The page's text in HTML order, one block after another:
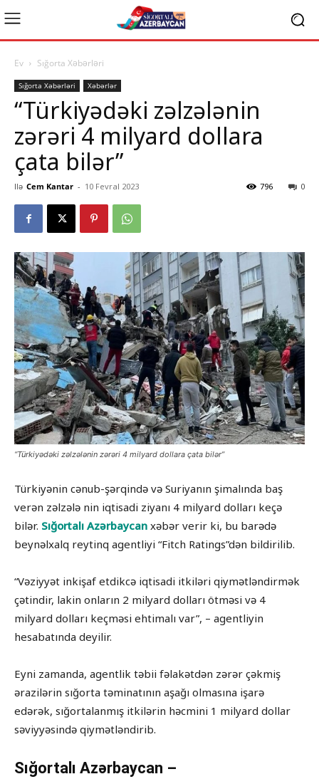
Ev Sığorta Xəbərləri
Sığorta Xəbərləri Xəbərlər
“Türkiyədəki zəlzələnin
zərəri 4 milyard dollara
çata bilər”
Ilə Cem Kantar - 10 Fevral 2023 0
796
“Türkiyədəki zəlzələnin zərəri 4 milyard dollara çata bilər”
Türkiyənin cənub-şərqində və Suriyanın şimalında baş
verən zəlzələ nin iqtisadi ziyanı 4 milyard dolları keçə
bilər. Sığortalı Azərbaycan xəbər verir ki, bu barədə
beynəlxalq reytinq agentliyi “Fitch Ratings”dən bildirilib.
“Vəziyyət inkişaf etdikcə iqtisadi itkiləri qiymətləndirmək
çətindir, lakin onların 2 milyard dolları ötməsi və 4
milyard dolları keçməsi ehtimalı var”, – agentliyin
hesabatında deyilir.
Eyni zamanda, agentlik təbii fəlakətdən zərər çəkmiş
ərazilərin sığorta təminatının aşağı olmasına işarə
edərək, sığortalanmış itkilərin həcmini 1 milyard dollar
səviyyəsində qiymətləndirib.
Sığortalı Azərbaycan –